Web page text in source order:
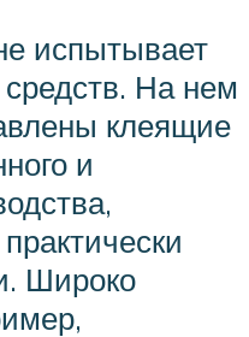
испытывает
На нем
клеящие
и
Широко